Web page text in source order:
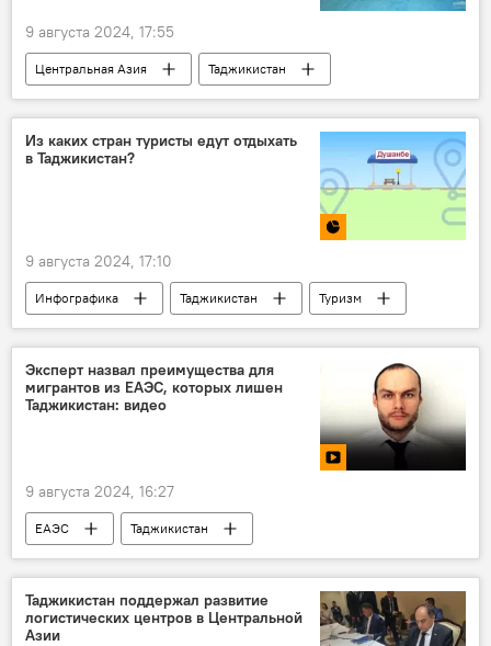
9 августа 2024, 17:55
Центральная Азия
Таджикистан
Эмомали Рахмон
Казахстан
сотрудничество
Из каких стран туристы едут отдыхать
в Таджикистан?
9 августа 2024, 17:10
Инфографика Таджикистан Туризм
Эксперт назвал преимущества для
мигрантов из ЕАЭС, которых лишен
Таджикистан: видео
9 августа 2024, 16:27
ЕАЭС
Таджикистан
Таджикистан и ЕАЭС: выгоды и перспективы
Таджикистан поддержал развитие
логистических центров в Центральной
Азии